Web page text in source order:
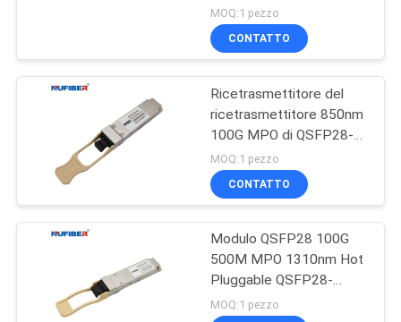
ricetrasmettitore di
QSFP-40G-LR4 QSFP+
MOQ:1 pezzo
CONTATTO
Ricetrasmettitore del
ricetrasmettitore 850nm
100G MPO di QSFP28-
100G-SR4 100G QSFP28
MOQ:1 pezzo
CONTATTO
Modulo QSFP28 100G
500M MPO 1310nm Hot
Pluggable QSFP28-
100G-SR4
MOQ:1 pezzo